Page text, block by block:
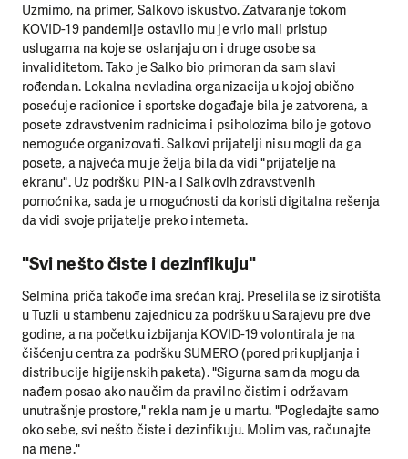
Uzmimo, na primer, Salkovo iskustvo. Zatvaranje tokom
KOVID-19 pandemije ostavilo mu je vrlo mali pristup
uslugama na koje se oslanjaju on i druge osobe sa
invaliditetom. Tako je Salko bio primoran da sam slavi
rođendan. Lokalna nevladina organizacija u kojoj obično
posećuje radionice i sportske događaje bila je zatvorena, a
posete zdravstvenim radnicima i psiholozima bilo je gotovo
nemoguće organizovati. Salkovi prijatelji nisu mogli da ga
posete, a najveća mu je želja bila da vidi "prijatelje na
ekranu". Uz podršku PIN-a i Salkovih zdravstvenih
pomoćnika, sada je u mogućnosti da koristi digitalna rešenja
da vidi svoje prijatelje preko interneta.
"Svi nešto čiste i dezinfikuju"
Selmina priča takođe ima srećan kraj. Preselila se iz sirotišta
u Tuzli u stambenu zajednicu za podršku u Sarajevu pre dve
godine, a na početku izbijanja KOVID-19 volontirala je na
čišćenju centra za podršku SUMERO (pored prikupljanja i
distribucije higijenskih paketa). "Sigurna sam da mogu da
nađem posao ako naučim da pravilno čistim i održavam
unutrašnje prostore," rekla nam je u martu. "Pogledajte samo
oko sebe, svi nešto čiste i dezinfikuju. Molim vas, računajte
na mene."